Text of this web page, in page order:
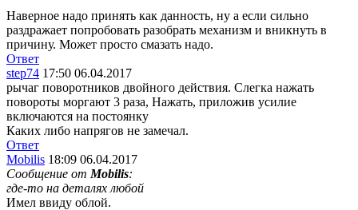
Наверное надо принять как данность, ну а если сильно
раздражает попробовать разобрать механизм и вникнуть в
причину. Может просто смазать надо.
Ответ
step74 17:50 06.04.2017
рычаг поворотников двойного действия. Слегка нажать
повороты моргают 3 раза, Нажать, приложив усилие
включаются на постоянку
Каких либо напрягов не замечал.
Ответ
Mobilis 18:09 06.04.2017
Сообщение от Mobilis:
где-то на деталях любой
Имел ввиду облой.